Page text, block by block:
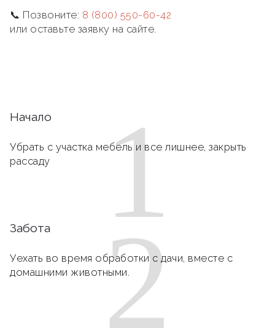
📞 Позвоните: 8 (800) 550-60-42
или оставьте заявку на сайте.
1
Начало
Убрать с участка мебель и все лишнее, закрыть
рассаду
2
Забота
Уехать во время обработки с дачи, вместе с
домашними животными.